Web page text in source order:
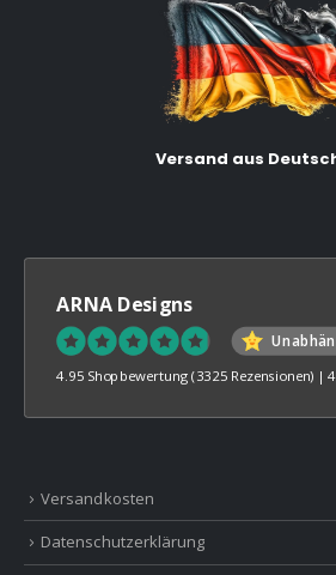
Versand aus
ARNA Designs
4.95 Shopbewertung (3325 Rezensionen) |
Versandkosten
Datenschutzerklärung